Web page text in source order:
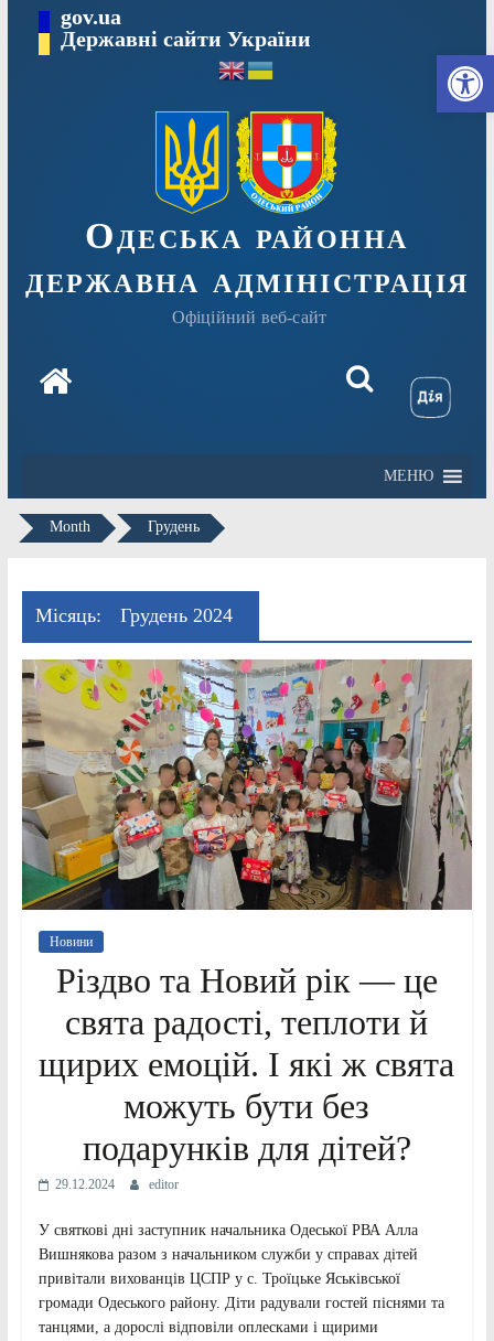
Перейтиgov.ua
Державні сайти України
Одеська районна
державна адміністрація
Офіційний веб-сайт
МЕНЮ
Month Грудень
Місяць: Грудень 2024
Новини
Різдво та Новий рік — це
свята радості, теплоти й
щирих емоцій. І які ж свята
можуть бути без
подарунків для дітей?
29.12.2024 editor
У святкові дні заступник начальника Одеської РВА Алла
Вишнякова разом з начальником служби у справах дітей
привітали вихованців ЦСПР у с. Троїцьке Яськівської
громади Одеського району. Діти радували гостей піснями та
танцями, а дорослі відповіли оплесками і щирими